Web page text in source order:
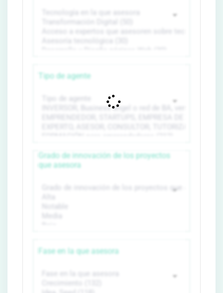
Tipo de agente
Grado de innovación de los proyectos
que asesora
Fase en la que asesora